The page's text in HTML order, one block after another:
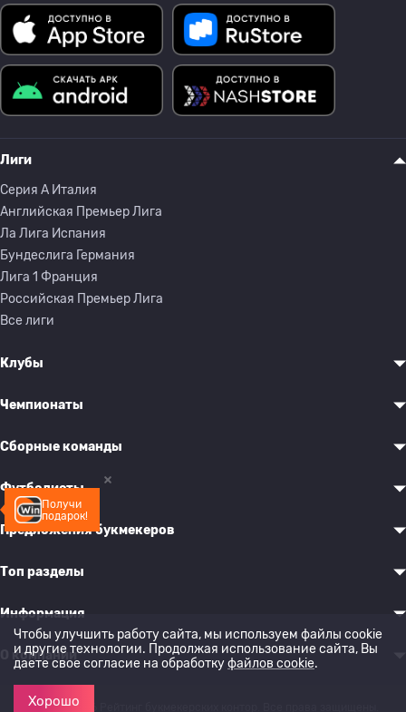
Получи
подарок!
Лиги
Серия A Италия
Английская Премьер Лига
Ла Лига Испания
Бундеслига Германия
Лига 1 Франция
Российская Премьер Лига
Все лиги
Клубы
Чемпионаты
Сборные команды
Футболисты
Предложения букмекеров
Топ разделы
Информация
О компании
© 2022-2026 Рейтинг букмекерских контор. Все права защищены.
Чтобы улучшить работу сайта, мы используем файлы cookie
и другие технологии. Продолжая использование сайта, Вы
даете свое согласие на обработкуфайлов cookie.
Хорошо